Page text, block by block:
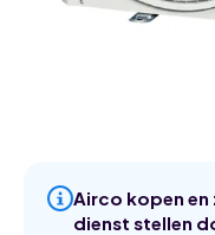
Airco kopen en
dienst stellen